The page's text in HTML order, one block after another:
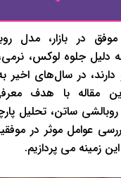
در بازار، مدل
جلوه لوکس، نرمی،
در سال‌های اخیر
این مقاله با هدف
ساتن، تحلیل
عوامل موثر در
زمینه می پردازیم.